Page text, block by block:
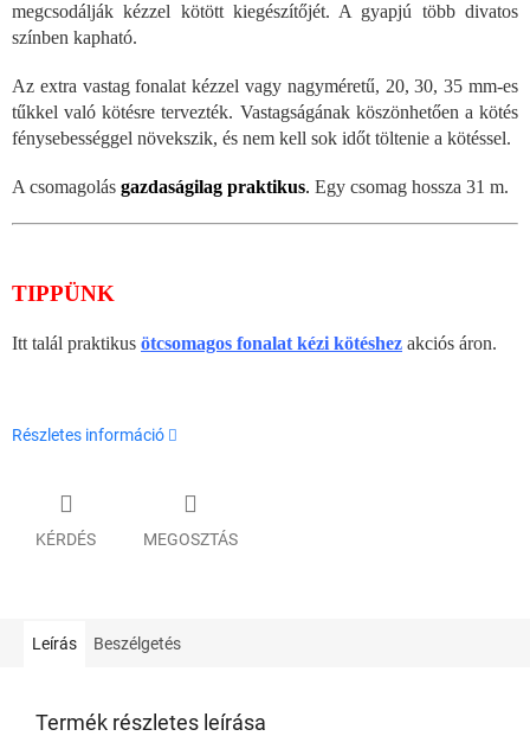
megcsodálják kézzel kötött kiegészítőjét. A gyapjú több divatos
színben kapható.
Az extra vastag fonalat kézzel vagy nagyméretű, 20, 30, 35 mm-es
tűkkel való kötésre tervezték. Vastagságának köszönhetően a kötés
fénysebességgel növekszik, és nem kell sok időt töltenie a kötéssel.
A csomagolás gazdaságilag praktikus. Egy csomag hossza 31 m.
TIPPÜNK
Itt talál praktikus ötcsomagos fonalat kézi kötéshez akciós áron.
Részletes információ
KÉRDÉS MEGOSZTÁS
Leírás Beszélgetés
Termék részletes leírása